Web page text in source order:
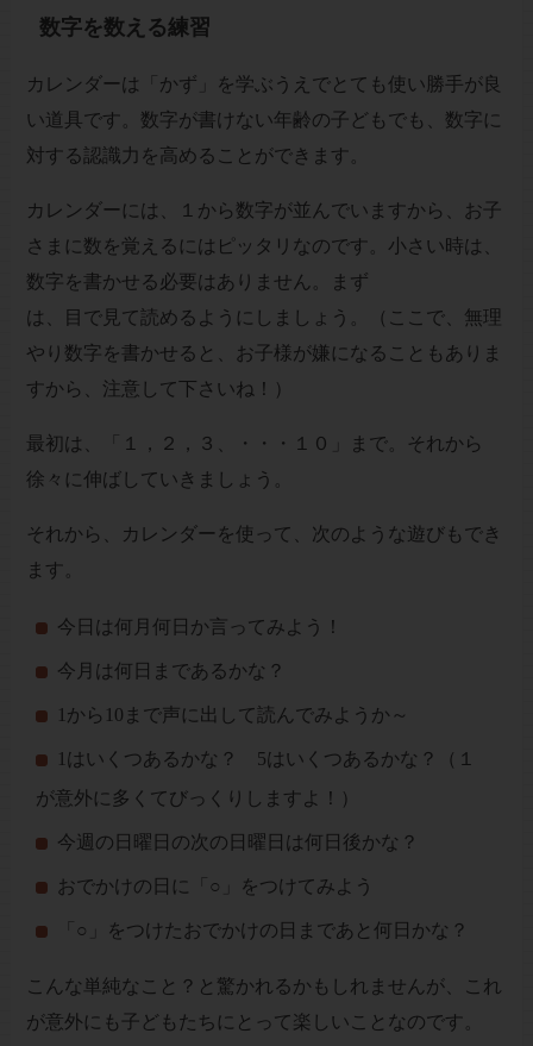
数字を数える練習
カレンダーは「かず」を学ぶうえでとても使い勝手が良
い道具です。数字が書けない年齢の子どもでも、数字に
対する認識力を高めることができます。
カレンダーには、１から数字が並んでいますから、お子
さまに数を覚えるにはピッタリなのです。小さい時は、
数字を書かせる必要はありません。まず
は、目で見て読めるようにしましょう。（ここで、無理
やり数字を書かせると、お子様が嫌になることもありま
すから、注意して下さいね！）
最初は、「１，２，３、・・・１０」まで。それから
徐々に伸ばしていきましょう。
それから、カレンダーを使って、次のような遊びもでき
ます。
今日は何月何日か言ってみよう！
今月は何日まであるかな？
1 から10まで声に出して読んでみようか～
1 はいくつあるかな？ 5はいくつあるかな？（１
が意外に多くてびっくりしますよ！）
今週の日曜日の次の日曜日は何日後かな？
おでかけの日に「○」をつけてみよう
「○」をつけたおでかけの日まであと何日かな？
こんな単純なこと？と驚かれるかもしれませんが、これ
が意外にも子どもたちにとって楽しいことなのです。